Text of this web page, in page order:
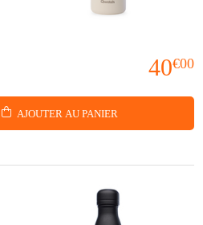
40€00
AJOUTER AU PANIER